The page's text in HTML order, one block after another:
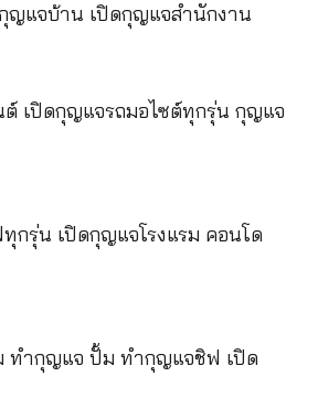
ญแจบ้าน เปิดกุญแจสำนักงาน
เปิดกุญแจรถมอไซต์ทุกรุ่น กุญแจ
กรุ่น เปิดกุญแจโรงแรม คอนโด
ทำกุญแจ ปั้ม ทำกุญแจชิฟ เปิด